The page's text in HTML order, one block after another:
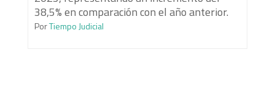
38,5% en comparación con el año anterior.
PorTiempo Judicial